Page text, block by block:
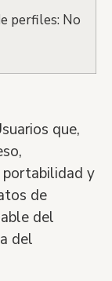
perfiles: No
que,
portabilidad y
de
del
del